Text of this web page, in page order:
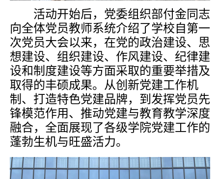
活动开始后，党委组织部付金同志
向全体党员教师系统介绍了学校自第一
次党员大会以来，在党的政治建设、思
想建设、组织建设、作风建设、纪律建
设和制度建设等方面采取的重要举措及
取得的丰硕成果。从创新党建工作机
制、打造特色党建品牌，到发挥党员先
锋模范作用、推动党建与教育教学深度
融合，全面展现了各级学院党建工作的
蓬勃生机与旺盛活力。